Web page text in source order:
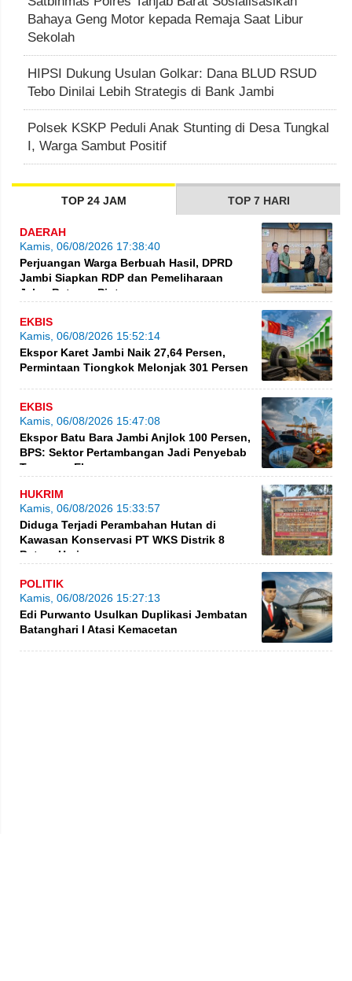
Bahaya Geng Motor kepada Remaja Saat Libur
Sekolah
HIPSI Dukung Usulan Golkar: Dana BLUD RSUD
Tebo Dinilai Lebih Strategis di Bank Jambi
Polsek KSKP Peduli Anak Stunting di Desa Tungkal
I, Warga Sambut Positif
TOP 24 JAM TOP 7 HARI
DAERAH
Kamis, 06/08/2026 17:38:40
Perjuangan Warga Berbuah Hasil, DPRD
Jambi Siapkan RDP dan Pemeliharaan
Jalan Betung–Pintas
EKBIS
Kamis, 06/08/2026 15:52:14
Ekspor Karet Jambi Naik 27,64 Persen,
Permintaan Tiongkok Melonjak 301 Persen
EKBIS
Kamis, 06/08/2026 15:47:08
Ekspor Batu Bara Jambi Anjlok 100 Persen,
BPS: Sektor Pertambangan Jadi Penyebab
Turunnya Ekspor
HUKRIM
Kamis, 06/08/2026 15:33:57
Diduga Terjadi Perambahan Hutan di
Kawasan Konservasi PT WKS Distrik 8
BatangHari
POLITIK
Kamis, 06/08/2026 15:27:13
Edi Purwanto Usulkan Duplikasi Jembatan
Batanghari I Atasi Kemacetan